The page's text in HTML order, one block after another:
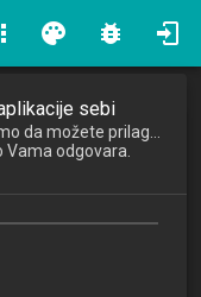
palette bug_report
u
in Business
sebi
odgovara.